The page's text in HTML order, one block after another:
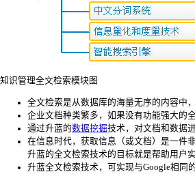
知识管理全文检索模块图
全文检索是从数据库的海量无序的内容中
企业文档种类繁多，如果没有功能强大的
通过升蓝的数据挖掘技术，对文档和数据
在信息时代，获取信息（或文档）是一件
升蓝的全文检索技术的目标就是帮助用户
升蓝全文检索技术，可实现与Google相同